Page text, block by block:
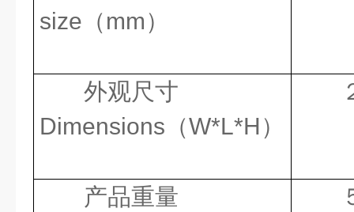
size （mm）
外观尺寸
Dimensions（W*L*H）
产品重量